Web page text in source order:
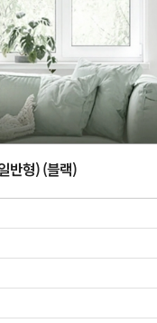
반형) (블랙)